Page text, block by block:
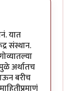
by
यात
संस्थान.
अर्थातच
बरीच